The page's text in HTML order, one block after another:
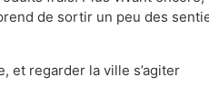
de sortir un peu des
et regarder la ville s’agiter